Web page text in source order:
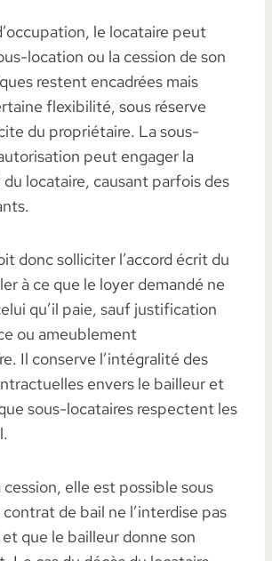
le locataire peut
location ou la cession de son
restent encadrées mais
flexibilité, sous réserve
du propriétaire. La sous-
peut engager la
locataire, causant parfois des
donc solliciter l’accord écrit du
à ce que le loyer demandé ne
qu’il paie, sauf justification
ou ameublement
Il conserve l’intégralité des
envers le bailleur et
sous-locataires respectent les
elle est possible sous
de bail ne l’interdise pas
que le bailleur donne son